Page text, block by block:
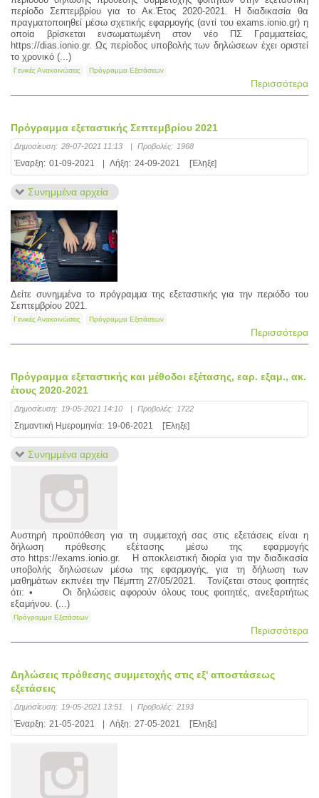
περίοδο Σεπτεμβρίου για το Ακ.Έτος 2020-2021. Η διαδικασία θα
πραγματοποιηθεί μέσω σχετικής εφαρμογής (αντί του exams.ionio.gr) η
οποία βρίσκεται ενσωματωμένη στον νέο ΠΣ Γραμματείας,
https://dias.ionio.gr. Ως περίοδος υποβολής των δηλώσεων έχει οριστεί
το χρονικό (...)
Γενικές Ανακοινώσεις Πρόγραμμα Εξετάσεων
Περισσότερα
Πρόγραμμα εξεταστικής Σεπτεμβρίου 2021
Δημοσίευση: 28-07-2021 11:13 | Προβολές: 1968
Έναρξη: 01-09-2021 Λήξη: 24-09-2021 [Έληξε]
Συνημμένα αρχεία
Δείτε συνημμένα το πρόγραμμα της εξεταστικής για την περιόδο του
Σεπτεμβρίου 2021.
Γενικές Ανακοινώσεις Πρόγραμμα Εξετάσεων
Περισσότερα
Πρόγραμμα εξεταστικής και μέθοδοι εξέτασης, εαρ. εξαμ., ακ.
έτους 2020-2021
Δημοσίευση: 19-05-2021 14:10 | Προβολές: 1722
Σημαντική Ημερομηνία: 19-06-2021 [Έληξε]
Συνημμένα αρχεία
Αυστηρή προϋπόθεση για τη συμμετοχή σας στις εξετάσεις είναι η
δήλωση πρόθεσης εξέτασης μέσω της εφαρμογής
στο https://exams.ionio.gr. Η αποκλειστική διορία για την διαδικασία
υποβολής δηλώσεων μέσω της εφαρμογής, για τη δήλωση των
μαθημάτων εκπνέει την Πέμπτη 27/05/2021. Τονίζεται στους φοιτητές
ότι: • Οι δηλώσεις αφορούν όλους τους φοιτητές, ανεξαρτήτως
εξαμήνου. (...)
Πρόγραμμα Εξετάσεων
Περισσότερα
Δηλώσεις πρόθεσης συμμετοχής στις εξ' αποστάσεως
εξετάσεις
Δημοσίευση: 19-05-2021 13:51 | Προβολές: 2193
Έναρξη: 21-05-2021 Λήξη: 27-05-2021 [Έληξε]